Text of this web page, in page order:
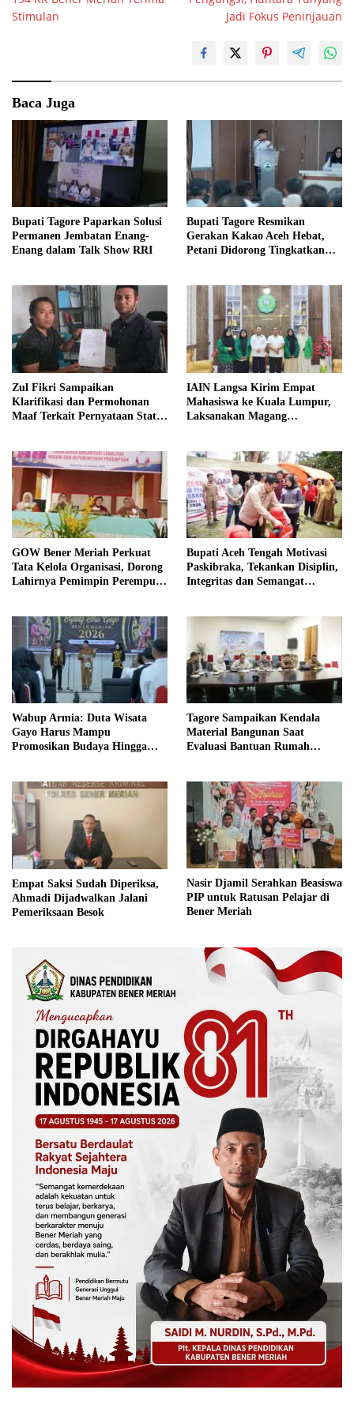
Stimulan
Jadi Fokus Peninjauan
Baca Juga
Bupati Tagore Paparkan Solusi
Permanen Jembatan Enang-
Enang dalam Talk Show RRI
Bupati Tagore Resmikan
Gerakan Kakao Aceh Hebat,
Petani Didorong Tingkatkan
Zul Fikri Sampaikan
Klarifikasi dan Permohonan
Maaf Terkait Pernyataan Status
IAIN Langsa Kirim Empat
Mahasiswa ke Kuala Lumpur,
Laksanakan Magang
GOW Bener Meriah Perkuat
Tata Kelola Organisasi, Dorong
Lahirnya Pemimpin Perempuan
Bupati Aceh Tengah Motivasi
Paskibraka, Tekankan Disiplin,
Integritas dan Semangat
Wabup Armia: Duta Wisata
Gayo Harus Mampu
Promosikan Budaya Hingga
Tagore Sampaikan Kendala
Material Bangunan Saat
Evaluasi Bantuan Rumah
Empat Saksi Sudah Diperiksa,
Ahmadi Dijadwalkan Jalani
Pemeriksaan Besok
Nasir Djamil Serahkan Beasiswa
PIP untuk Ratusan Pelajar di
Bener Meriah